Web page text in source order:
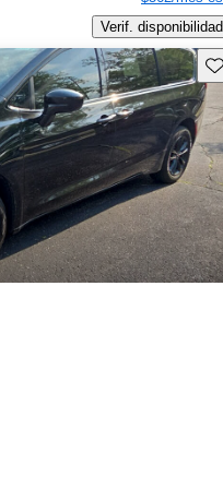
Verif. disponibilidad